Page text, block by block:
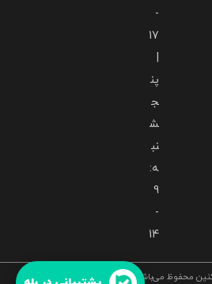
-
17
|
پن
ج
ش
نب
ه:
9
-
14
محفوظ می‌باشد و هرگونه کپی برداری، پیگرد